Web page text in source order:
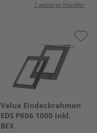
1 weiterer Händler
Velux Eindeckrahmen
EDS PK06 1000 inkl.
BFX